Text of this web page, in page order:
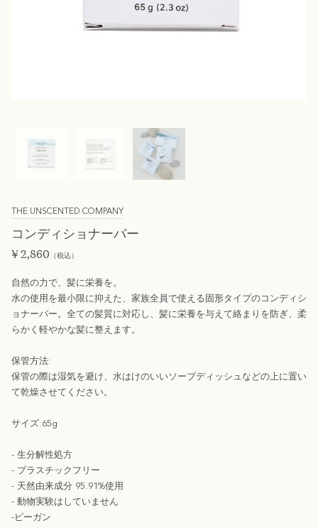
THE UNSCENTED COMPANY
コンディショナーバー
¥2,860 （税込）
自然の力で、髪に栄養を。
水の使用を最小限に抑えた、家族全員で使える固形タイプのコンディシ
ョナーバー。全ての髪質に対応し、髪に栄養を与えて絡まりを防ぎ、柔
らかく軽やかな髪に整えます。
保管方法:
保管の際は湿気を避け、水はけのいいソープディッシュなどの上に置い
て乾燥させてください。
サイズ:65g
- 生分解性処方
- プラスチックフリー
- 天然由来成分 95.91%使用
- 動物実験はしていません
-ビーガン